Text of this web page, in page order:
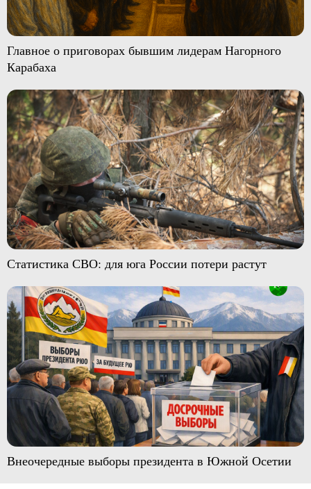
Главное о приговорах бывшим лидерам Нагорного
Карабаха
Статистика СВО: для юга России потери растут
Внеочередные выборы президента в Южной Осетии